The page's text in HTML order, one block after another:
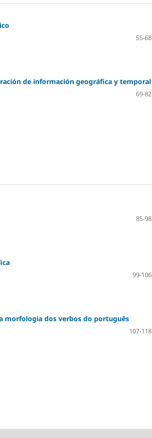
55-68
de información geográfica y temporal
69-82
85-98
99-106
morfologia dos verbos do português
107-118